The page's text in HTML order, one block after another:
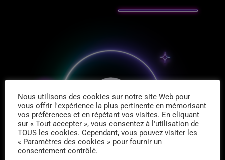
Nous utilisons des cookies sur notre site Web pour
vous offrir l'expérience la plus pertinente en mémorisant
vos préférences et en répétant vos visites. En cliquant
sur « Tout accepter », vous consentez à l'utilisation de
TOUS les cookies. Cependant, vous pouvez visiter les
« Paramètres des cookies » pour fournir un
consentement contrôlé.